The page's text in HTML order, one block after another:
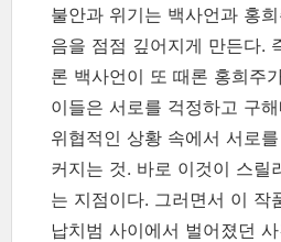
불안과 위기는 백사언과 홍
음을 점점 깊어지게 만든다.
론 백사언이 또 때론 홍희주
이들은 서로를 걱정하고 구
위협적인 상황 속에서 서로
커지는 것. 바로 이것이 스릴
는 지점이다. 그러면서 이 작
납치범 사이에서 벌어졌던